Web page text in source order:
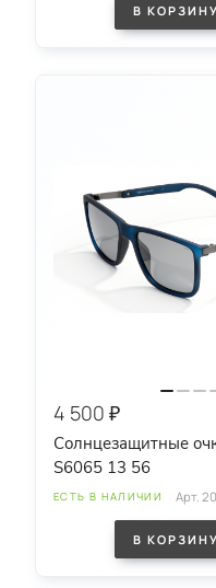
В КОРЗИНУ
4 500 ₽
Солнцезащитные
S6065 13 56
ЕСТЬ В НАЛИЧИИ Арт.
В КОРЗИНУ